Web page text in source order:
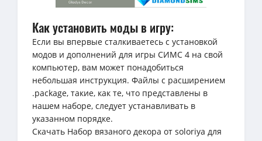
Как установить моды в игру:
Если вы впервые сталкиваетесь с установкой
модов и дополнений для игры СИМС 4 на свой
компьютер, вам может понадобиться
небольшая инструкция. Файлы с расширением
.package, такие, как те, что представлены в
нашем наборе, следует устанавливать в
указанном порядке.
Скачать Набор вязаного декора от soloriya для